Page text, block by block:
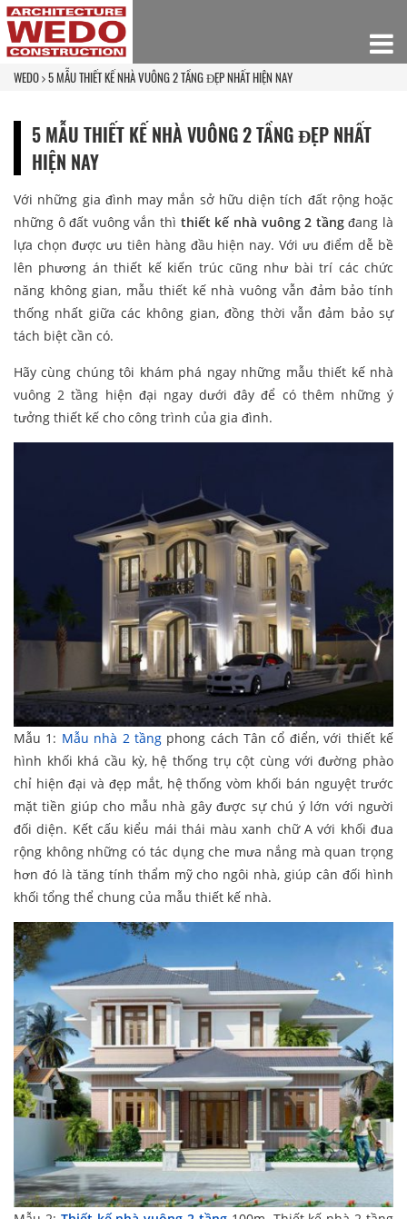
WEDO 5 MẪU THIẾT KẾ NHÀ VUÔNG 2 TẦNG ĐẸP NHẤT HIỆN NAY
5 MẪU THIẾT KẾ NHÀ VUÔNG 2 TẦNG ĐẸP NHẤT
HIỆN NAY
Với những gia đình may mắn sở hữu diện tích đất rộng hoặc
những ô đất vuông vắn thì thiết kế nhà vuông 2 tầngđang là
lựa chọn được ưu tiên hàng đầu hiện nay. Với ưu điểm dễ bề
lên phương án thiết kế kiến trúc cũng như bài trí các chức
năng không gian, mẫu thiết kế nhà vuông vẫn đảm bảo tính
thống nhất giữa các không gian, đồng thời vẫn đảm bảo sự
tách biệt cần có.
Hãy cùng chúng tôi khám phá ngay những mẫu thiết kế nhà
vuông 2 tầng hiện đại ngay dưới đây để có thêm những ý
tưởng thiết kế cho công trình của gia đình.
Mẫu 1: Mẫu nhà 2 tầngphong cách Tân cổ điển, với thiết kế
hình khối khá cầu kỳ, hệ thống trụ cột cùng với đường phào
chỉ hiện đại và đẹp mắt, hệ thống vòm khối bán nguyệt trước
mặt tiền giúp cho mẫu nhà gây được sự chú ý lớn với người
đối diện. Kết cấu kiểu mái thái màu xanh chữ A với khối đua
rộng không những có tác dụng che mưa nắng mà quan trọng
hơn đó là tăng tính thẩm mỹ cho ngôi nhà, giúp cân đối hình
khối tổng thể chung của mẫu thiết kế nhà.